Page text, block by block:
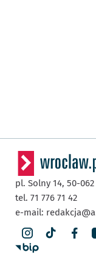
pl. Solny 14, 50-062
tel. 71 776 71 42
e-mail: